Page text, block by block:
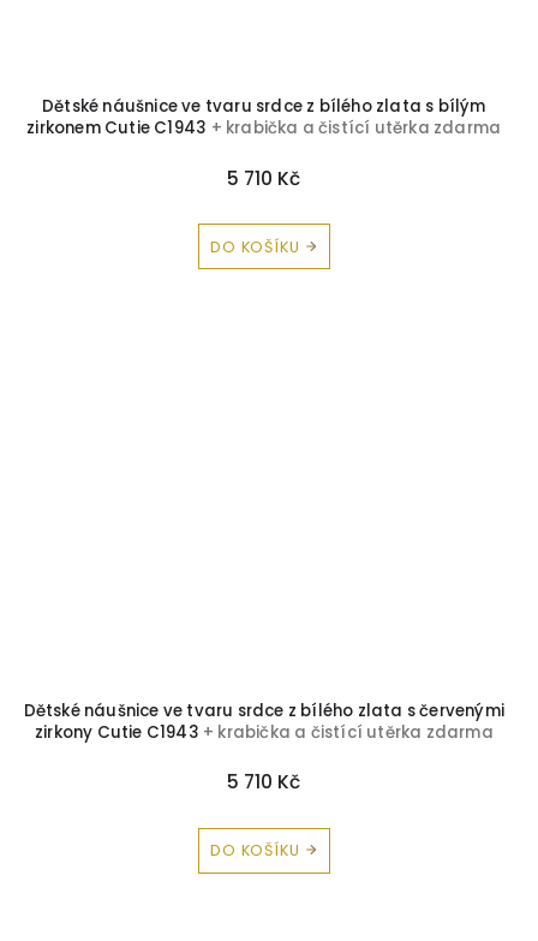
Dětské náušnice ve tvaru srdce z bílého zlata s bílým
zirkonem Cutie C1943 + krabička a čistící utěrka zdarma
5 710 Kč
DO KOŠÍKU
Dětské náušnice ve tvaru srdce z bílého zlata s červenými
zirkony Cutie C1943 + krabička a čistící utěrka zdarma
5 710 Kč
DO KOŠÍKU